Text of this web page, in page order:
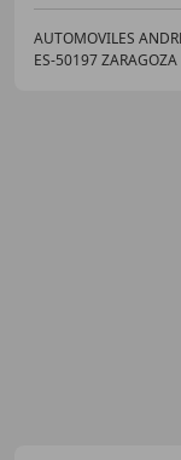
AUTOMOVILES
ES-50197 ZARAGOZA